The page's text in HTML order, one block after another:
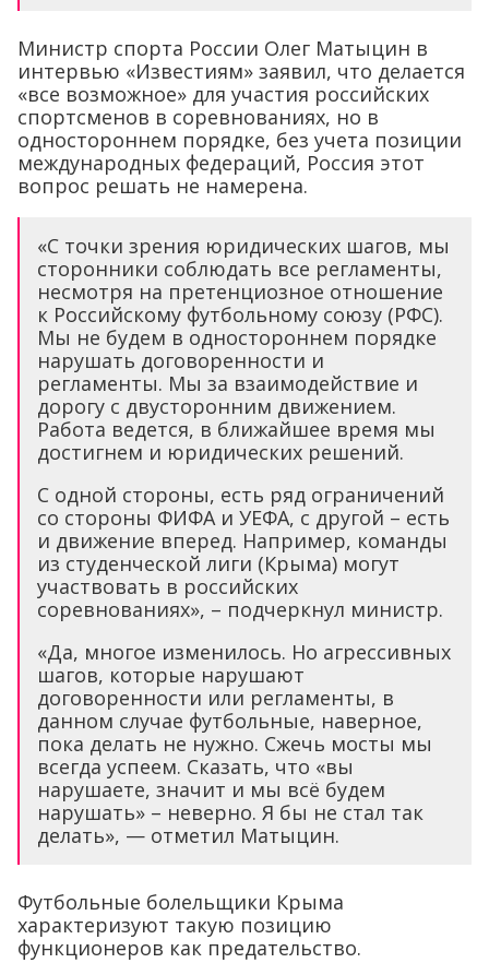
Министр спорта России Олег Матыцин в
интервью «Известиям» заявил, что делается
«все возможное» для участия российских
спортсменов в соревнованиях, но в
одностороннем порядке, без учета позиции
международных федераций, Россия этот
вопрос решать не намерена.
«С точки зрения юридических шагов, мы
сторонники соблюдать все регламенты,
несмотря на претенциозное отношение
к Российскому футбольному союзу (РФС).
Мы не будем в одностороннем порядке
нарушать договоренности и
регламенты. Мы за взаимодействие и
дорогу с двусторонним движением.
Работа ведется, в ближайшее время мы
достигнем и юридических решений.
С одной стороны, есть ряд ограничений
со стороны ФИФА и УЕФА, с другой – есть
и движение вперед. Например, команды
из студенческой лиги (Крыма) могут
участвовать в российских
соревнованиях», – подчеркнул министр.
«Да, многое изменилось. Но агрессивных
шагов, которые нарушают
договоренности или регламенты, в
данном случае футбольные, наверное,
пока делать не нужно. Сжечь мосты мы
всегда успеем. Сказать, что «вы
нарушаете, значит и мы всё будем
нарушать» – неверно. Я бы не стал так
делать», — отметил Матыцин.
Футбольные болельщики Крыма
характеризуют такую позицию
функционеров как предательство.